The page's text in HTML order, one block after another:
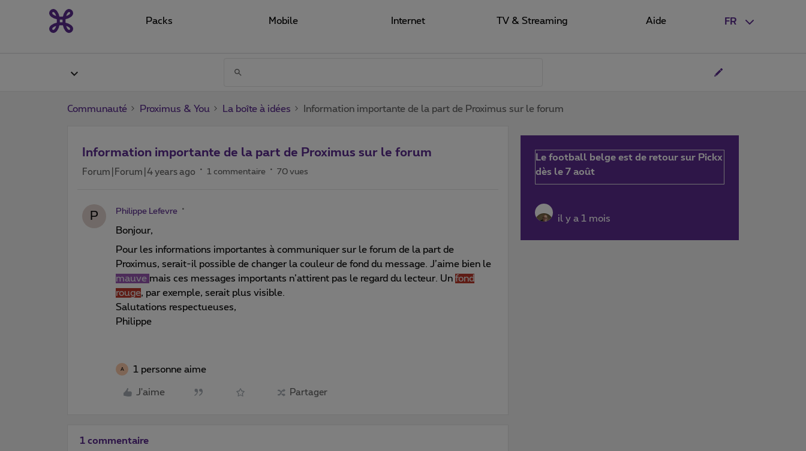
FR
Packs Mobile Internet TV & Streaming Aide
Communauté Proximus & You La boîte à idées Information importante de la part de Proximus sur le forum
Information importante de la part de Proximus sur le forum
Forum|Forum|4 years ago 1 commentaire 70 vues
P Philippe Lefevre
Bonjour,
Pour les informations importantes à communiquer sur le forum de la part de
Proximus, serait-il possible de changer la couleur de fond du message. J’aime bien le
mauve mais ces messages importants n’attirent pas le regard du lecteur. Un fond
rouge, par exemple, serait plus visible.
Salutations respectueuses,
Philippe
A 1 personne aime
J'aime Partager
1 commentaire
Le football belge est de retour sur Pickx
dès le 7 août
il y a 1 mois